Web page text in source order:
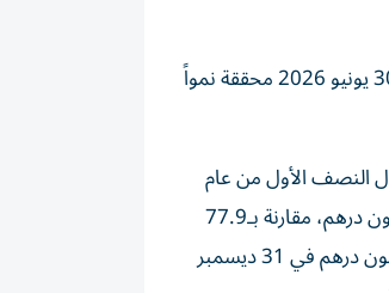
أعلنت شركة «دريك آند سكل إنترناشيونال»، الجمعة، نتائجها المالية الموحدة عن فترة ستة أشهر المنتهية في 30 يونيو 2026 محققة نمواً
من 2026، بنمو 38% مقارنة بـ6.5 مليون درهم خلال النصف الأول من عام
2025، بزيادة بلغت 38% على أساس سنوي، وقفزت الإيرادات 98% على أساس سنوي لتصل إلى 154.1 مليون درهم، مقارنة بـ77.9
مليون درهم خلال الفترة ذاتها من 2025. وسجل إجمالي أصول الشركة 580.8 مليون درهم، مقارنة بـ610.8 مليون درهم في 31 ديسمبر